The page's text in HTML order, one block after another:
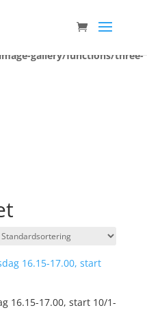
on false in
gallery/functions/three-
16.15-17.00, start 10/1-